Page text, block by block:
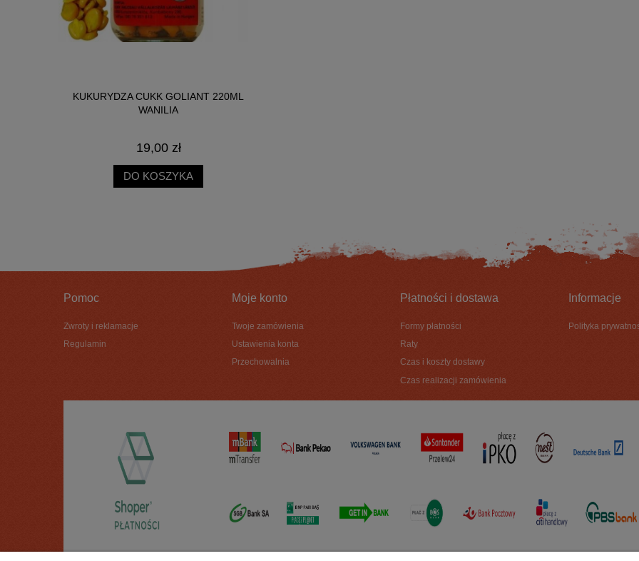
KUKURYDZA CUKK GOLIANT 220ML
WANILIA
19,00 zł
DO KOSZYKA
Pomoc
Zwroty i reklamacje
Regulamin
Moje konto
Twoje zamówienia
Ustawienia konta
Przechowalnia
Płatności i dostawa
Formy płatności
Raty
Czas i koszty dostawy
Czas realizacji zamówienia
Informacje
Polityka